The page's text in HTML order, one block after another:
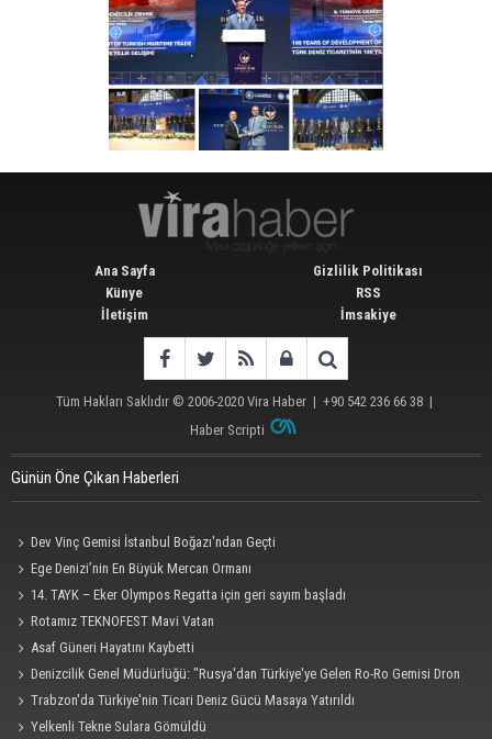
Ana Sayfa
Künye
İletişim
Gizlilik Politikası
RSS
İmsakiye
Tüm Hakları Saklıdır © 2006-2020 Vira Haber | +90 542 236 66 38 |
Haber Scripti
Günün Öne Çıkan Haberleri
Dev Vinç Gemisi İstanbul Boğazı'ndan Geçti
Ege Denizi’nin En Büyük Mercan Ormanı
14. TAYK – Eker Olympos Regatta için geri sayım başladı
Rotamız TEKNOFEST Mavi Vatan
Asaf Güneri Hayatını Kaybetti
Denizcilik Genel Müdürlüğü: "Rusya'dan Türkiye'ye Gelen Ro-Ro Gemisi Dron
Saldırısına Uğradı"
Trabzon'da Türkiye'nin Ticari Deniz Gücü Masaya Yatırıldı
Yelkenli Tekne Sulara Gömüldü